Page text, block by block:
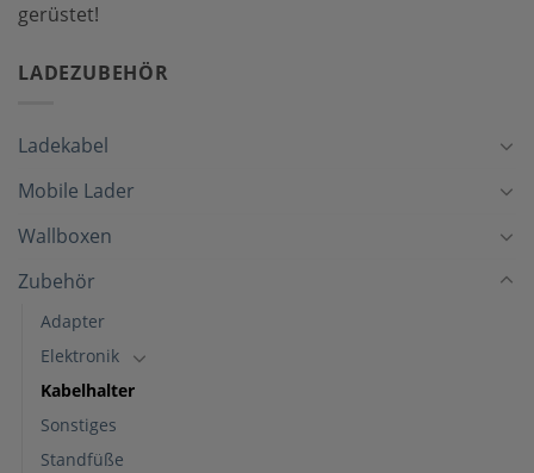
gerüstet!
LADEZUBEHÖR
Ladekabel
Mobile Lader
Wallboxen
Zubehör
Adapter
Elektronik
Kabelhalter
Sonstiges
Standfüße